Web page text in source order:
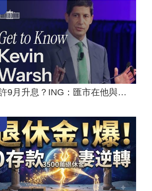
華許9月升息？ING：匯市在他與戰爭間拉鋸